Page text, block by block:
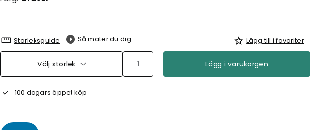
Storleksguide Så mäter du dig Lägg till i favoriter
Välj storlek Lägg i varukorgen
100 dagars öppet köp